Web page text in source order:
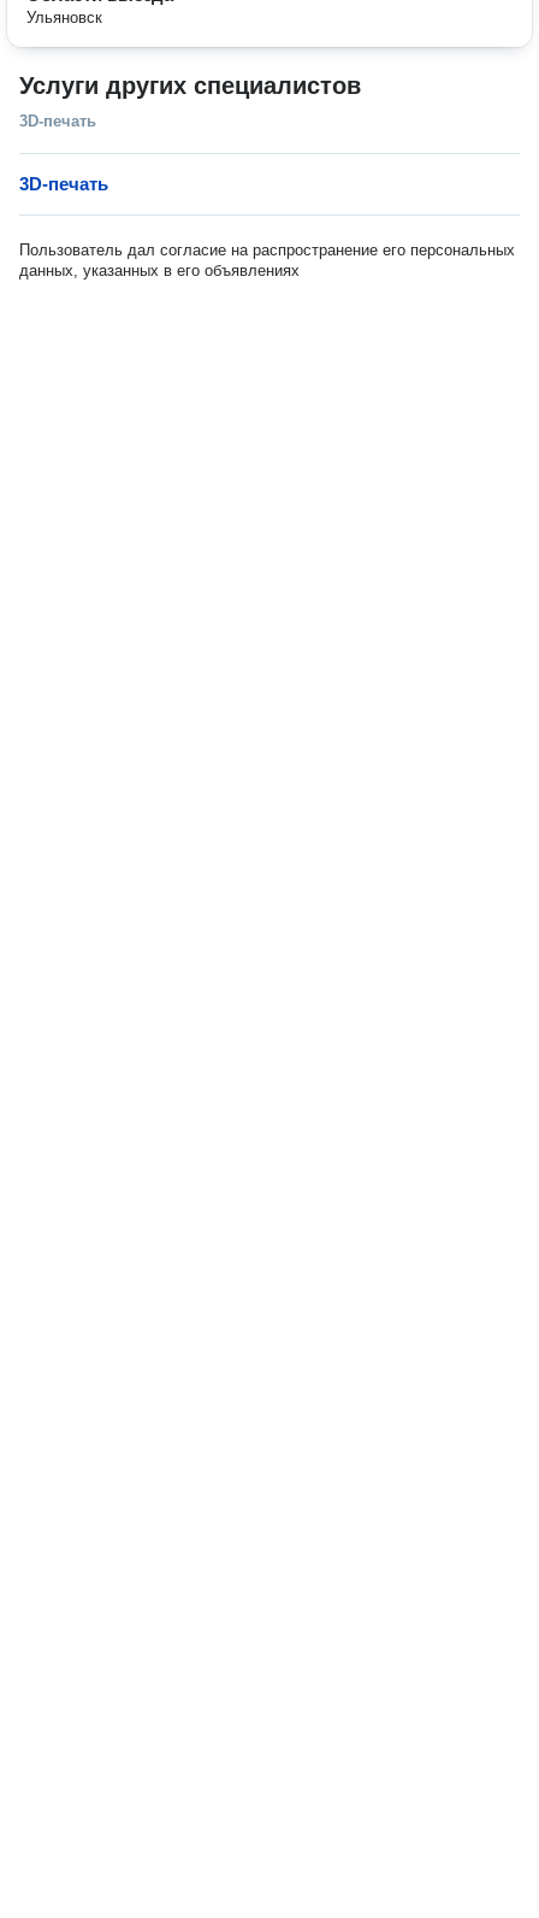
Ульяновск
Услуги других специалистов
3D-печать
3D-печать
Пользователь дал согласие на распространение его персональных
данных, указанных в его объявлениях